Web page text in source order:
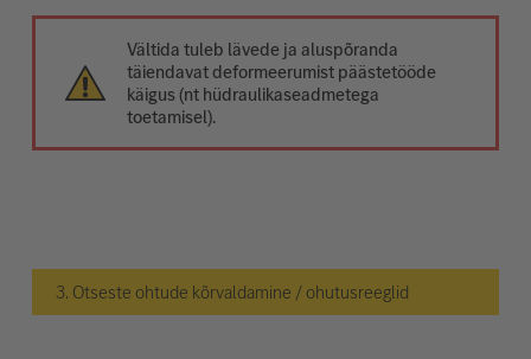
Vältida tuleb lävede ja aluspõranda
täiendavat deformeerumist päästetööde
käigus (nt hüdraulikaseadmetega
toetamisel).
3. Otseste ohtude kõrvaldamine / ohutusreeglid